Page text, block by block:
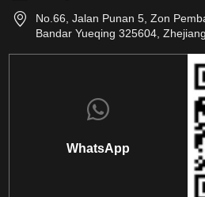
No.66, Jalan Punan 5, Zon
Bandar Yueqing 325604,
WhatsApp